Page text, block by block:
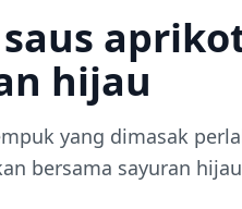
hijau
yang dimasak
bersama sayuran